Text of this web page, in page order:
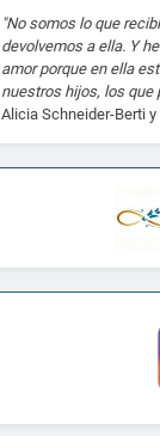
"No somos lo que
devolvemos a ella. Y
amor porque en ella
nuestros hijos, los que
Alicia Schneider-Berti